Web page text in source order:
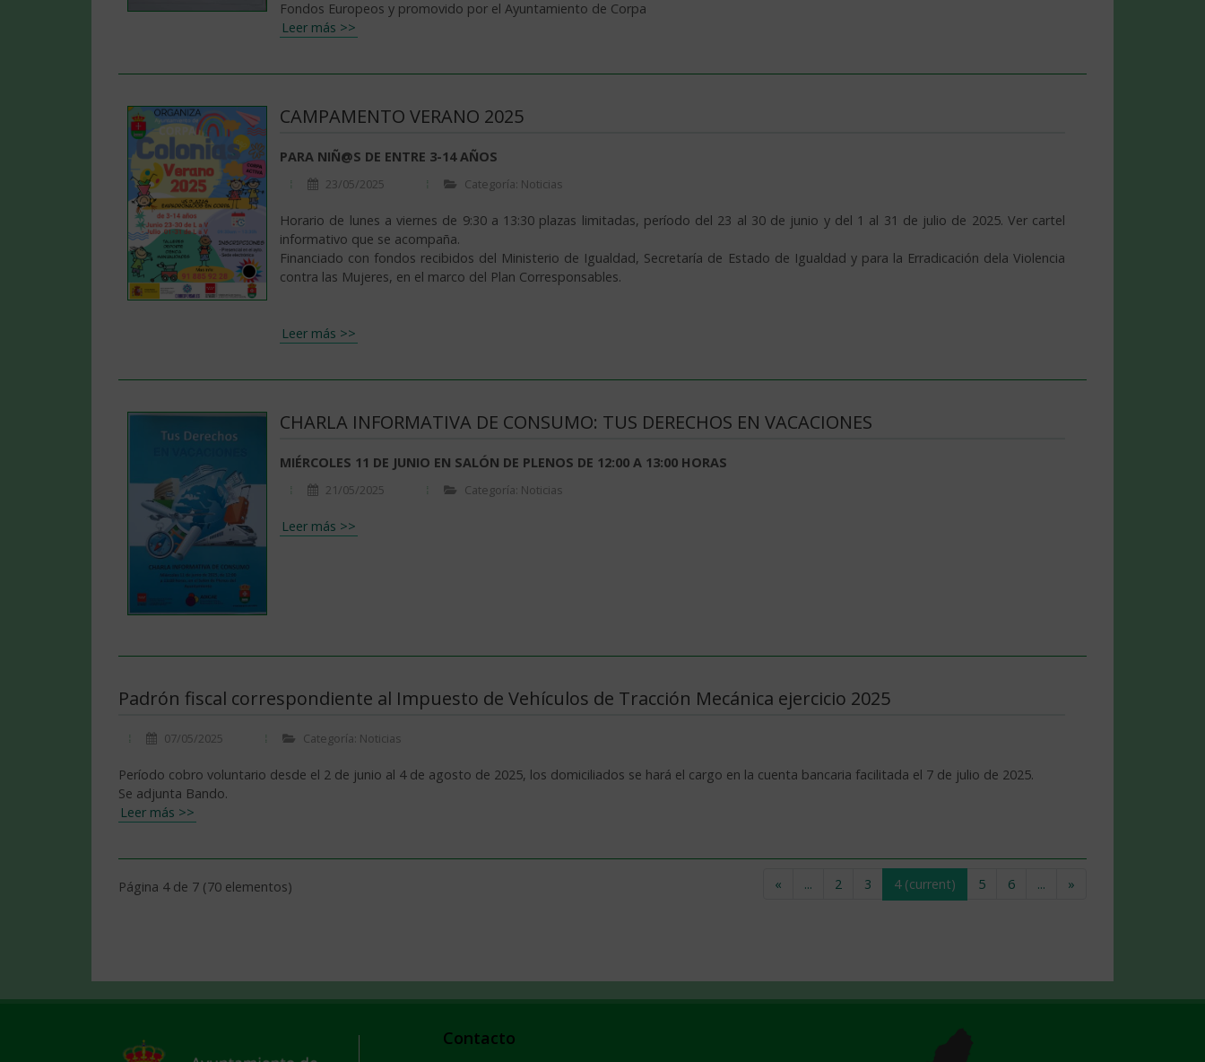
Leer más >>
CAMPAMENTO VERANO 2025
PARA NIÑ@S DE ENTRE 3-14 AÑOS
23/05/2025 Categoría: Noticias
Horario de lunes a viernes de 9:30 a 13:30 plazas limitadas, período del 23 al 30 de junio y del 1 al 31 de julio de 2025. Ver cartel
informativo que se acompaña.
Financiado con fondos recibidos del Ministerio de Igualdad, Secretaría de Estado de Igualdad y para la Erradicación dela Violencia
contra las Mujeres, en el marco del Plan Corresponsables.
Leer más >>
CHARLA INFORMATIVA DE CONSUMO: TUS DERECHOS EN VACACIONES
MIÉRCOLES 11 DE JUNIO EN SALÓN DE PLENOS DE 12:00 A 13:00 HORAS
21/05/2025 Categoría: Noticias
Leer más >>
Padrón fiscal correspondiente al Impuesto de Vehículos de Tracción Mecánica ejercicio 2025
07/05/2025 Categoría: Noticias
Período cobro voluntario desde el 2 de junio al 4 de agosto de 2025, los domiciliados se hará el cargo en la cuenta bancaria facilitada el 7 de julio de 2025.
Se adjunta Bando.
Leer más >>
Página 4 de 7 (70 elementos) « ... 2 3 4 (current) 5 6 ... »
Contacto